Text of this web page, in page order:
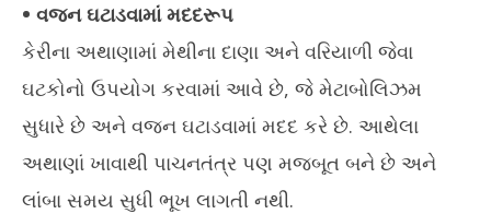
• વજન ઘટાડવામાં મદદરૂપ
કેરીના અથાણામાં મેથીના દાણા અને વરિયાળી જેવા
ઘટકોનો ઉપયોગ કરવામાં આવે છે, જે મેટાબોલિઝમ
સુધારે છે અને વજન ઘટાડવામાં મદદ કરે છે. આથેલા
અથાણાં ખાવાથી પાચનતંત્ર પણ મજબૂત બને છે અને
લાંબા સમય સુધી ભૂખ લાગતી નથી.